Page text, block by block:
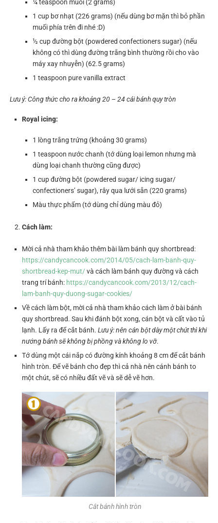
¼ teaspoon muối (2 grams)
1 cup bơ nhạt (226 grams) (nếu dùng bơ mặn thì bỏ phần
muối phía trên đi nhé :D)
½ cup đường bột (powdered confectioners sugar) (nếu
không có thì dùng đường trắng bình thường rồi cho vào
máy xay nhuyễn) (62.5 grams)
1 teaspoon pure vanilla extract
Lưu ý: Công thức cho ra khoảng 20 – 24 cái bánh quy tròn
Royal icing:
1 lòng trắng trứng (khoảng 30 grams)
1 teaspoon nước chanh (tớ dùng loại lemon nhưng mà
dùng loại chanh thường cũng được)
1 cup đường bột (powdered sugar/ icing sugar/
confectioners’ sugar), rây qua lưới sẵn (220 grams)
Màu thực phẩm (tớ dùng chỉ dùng màu đỏ)
Cách làm:
Mời cả nhà tham khảo thêm bài làm bánh quy shortbread:
https://candycancook.com/2014/05/cach-lam-banh-quy-
shortbread-kep-mut/và cách làm bánh quy đường và cách
trang trí bánh: https://candycancook.com/2013/12/cach-
lam-banh-quy-duong-sugar-cookies/
Về cách làm bột, mời cả nhà tham khảo cách làm ở bài bánh
quy shortbread. Sau khi đánh bột xong, cán bột và cất vào tủ
lạnh. Lấy ra để cắt bánh. Lưu ý: nên cán bột dày một chút thì khi
nướng bánh sẽ không bị phồng và không lo vỡ.
Tớ dùng một cái nắp có đường kính khoảng 8 cm để cắt bánh
hình tròn. Để vẽ bánh cho đẹp thì cả nhà nên cánh bánh to
một chút, sẽ có nhiều đất vẽ và sẽ dễ vẽ hơn.
Cắt bánh hình tròn